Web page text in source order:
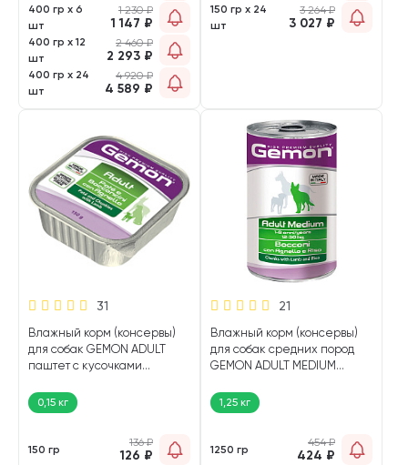
400 гр х 6
шт
1 230₽
1 147 ₽
400 гр х 12
шт
2 460₽
2 293 ₽
400 гр х 24
шт
4 920₽
4 589 ₽
150 гр х 24
шт
3 264₽
3 027 ₽
31
Влажный корм (консервы)
для собак GEMON ADULT
паштет с кусочками
0,15 кг
150 гр
136₽
126 ₽
21
Влажный корм (консервы)
для собак средних пород
GEMON ADULT MEDIUM
гр)1,25 кг
1250 гр
454₽
424 ₽